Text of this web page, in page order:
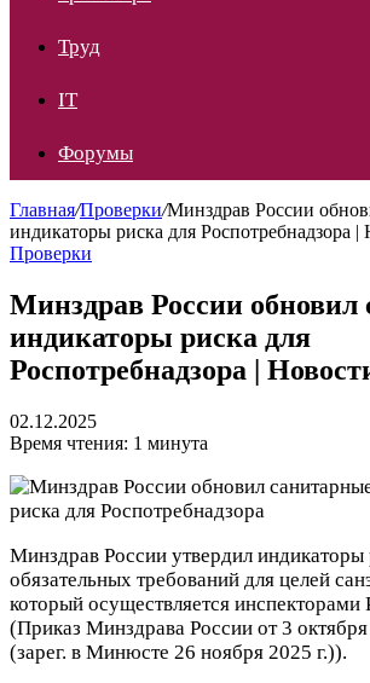
Труд
IT
Форумы
Главная/Проверки/Минздрав России
индикаторы риска для
Проверки
Минздрав России обновил
индикаторы риска для
Роспотребнадзора |
02.12.2025
Время чтения: 1 минута
Минздрав России утвердил
обязательных требований для целей
который осуществляется инспекторами
(Приказ Минздрава России от 3
(зарег. в Минюсте 26 ноября 2025 г.)).